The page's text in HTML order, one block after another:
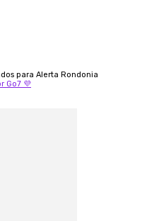
para Alerta Rondonia
Go7 💜